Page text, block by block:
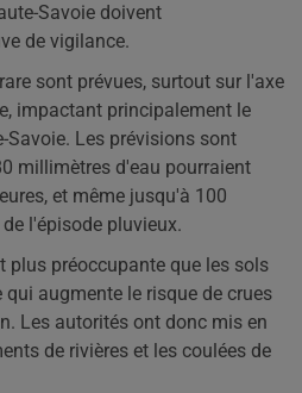
Savoie doivent
de vigilance.
sont prévues, surtout sur l'axe
impactant principalement le
Les prévisions sont
millimètres d'eau pourraient
et même jusqu'à 100
l'épisode pluvieux.
plus préoccupante que les sols
augmente le risque de crues
Les autorités ont donc mis en
de rivières et les coulées de